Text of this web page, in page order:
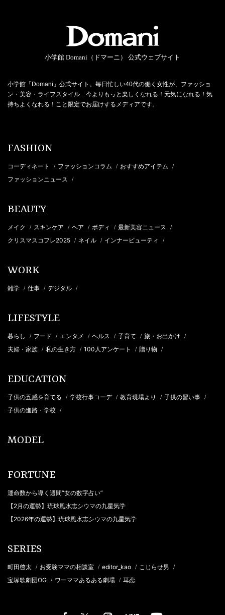
小学館 Domani（ドマーニ） 公式ウェブサイト
小学館「Domani」公式サイト。毎日忙しい40代の働く女性が、ファッショ
ン・美容・ライフスタイル…今よりもっと楽しくなれる！元気になれる！気
持ちよくなれる！こと限定でお届けするメディアです。
FASHION
コーディネート / ファッションコラム / おすすめアイテム /
ファッションニュース /
BEAUTY
メイク / スキンケア / ヘア / ボディ / 最新美容ニュース /
クリスマスコフレ2025 / ネイル / インナービューティ /
WORK
雑学 / 仕事 / デジタル /
LIFESTYLE
暮らし / フード / エンタメ / ヘルス / 子育て / 旅・お出かけ /
夫婦・家族 / 私の生き方 / 100人アンケート / 贈り物 /
EDUCATION
子供の五感を育てる / 学校行事コーデ / 教育現場より / 子供の習い事 /
子供の進路・学校 /
MODEL
FORTUNE
運命数から導く週間“女の数字占い”
【2月の運勢】琉球風水志シウマの九星気学
【2026年の運勢】琉球風水志シウマの九星気学
SERIES
町田啓太 / お受験ママの相談室 / editor_kao / こじらせ男 /
宝塚歌劇団OG / ワーママあるある劇場 / 耳恋